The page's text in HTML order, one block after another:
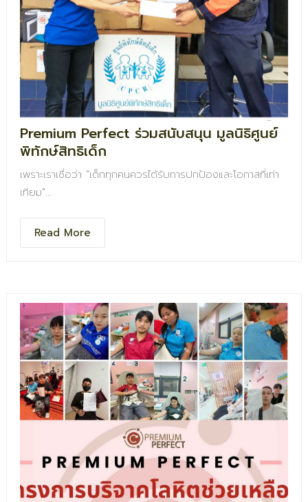
Premium Perfect ร่วมสนับสนุน มูลนิธิศูนย์
พิทักษ์สิทธิเด็ก
เพราะเราเชื่อว่า “เด็กทุกคนควรได้รับการปกป้องและโอกาสที่เท่า
เทียม”
บริษัท พรีเมี่ยม เพอร์เฟค จำกัด จึงได้ร่วมมอบสิ่งของและการ
หวัง
Read More